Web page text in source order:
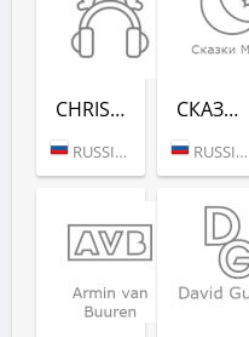
CHRISTMAS CHILL (РАДИО РЕКОРД)
RUSSIA (MOSCOW)
СКАЗ­КИ MC V (РАДИО РЕКОРД)
RUSSIA (MOSCOW)